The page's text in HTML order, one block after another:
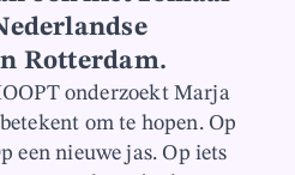
Rotterdam.
onderzoekt Marja
om te hopen. Op
een nieuwe jas. Op iets